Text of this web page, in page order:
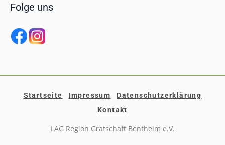
Folge uns
Startseite Impressum
Datenschutzerklärung
Kontakt
LAG Region Grafschaft Bentheim e.V.